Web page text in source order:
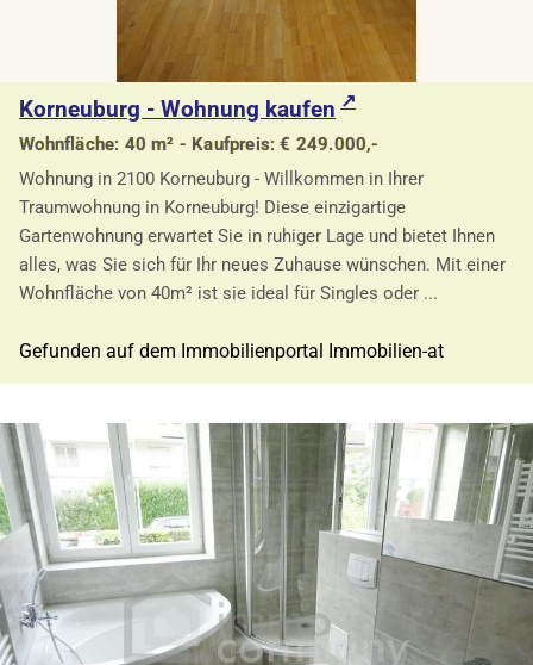
Korneuburg - Wohnung kaufen
Wohnfläche: 40 m² - Kaufpreis: € 249.000,-
Wohnung in 2100 Korneuburg - Willkommen in Ihrer
Traumwohnung in Korneuburg! Diese einzigartige
Gartenwohnung erwartet Sie in ruhiger Lage und bietet Ihnen
alles, was Sie sich für Ihr neues Zuhause wünschen. Mit einer
Wohnfläche von 40m² ist sie ideal für Singles oder ...
Gefunden auf dem Immobilienportal Immobilien-at